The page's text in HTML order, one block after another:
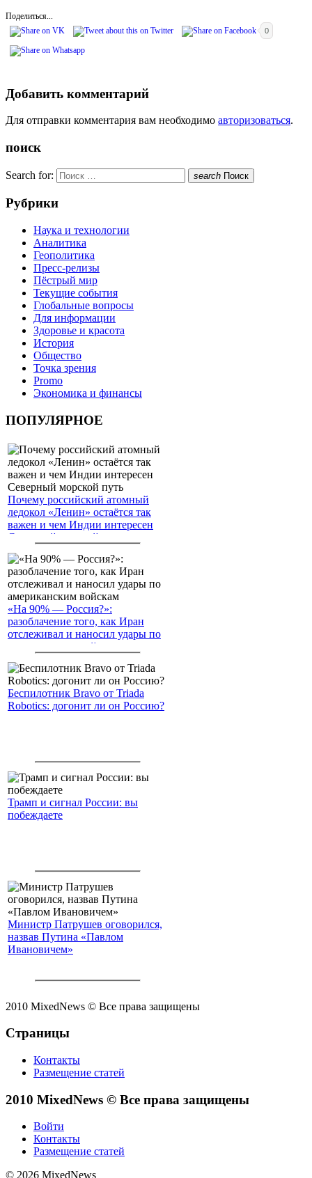
Поделиться...
0
Добавить комментарий
Для отправки комментария вам необходимо авторизоваться.
поиск
Search for: search Поиск
Рубрики
Наука и технологии
Аналитика
Геополитика
Пресс-релизы
Пёстрый мир
Текущие события
Глобальные вопросы
Для информации
Здоровье и красота
История
Общество
Точка зрения
Promo
Экономика и финансы
ПОПУЛЯРНОЕ
Почему российский атомный
ледокол «Ленин» остаётся так
важен и чем Индии интересен
Северный морской путь
«На 90% — Россия?»:
разоблачение того, как Иран
отслеживал и наносил удары по
американским войскам
Беспилотник Bravo от Triada
Robotics: догонит ли он Россию?
Трамп и сигнал России: вы
побеждаете
Министр Патрушев оговорился,
назвав Путина «Павлом
Ивановичем»
2010 MixedNews © Все права защищены
Страницы
Контакты
Размещение статей
2010 MixedNews © Все права защищены
Войти
Контакты
Размещение статей
© 2026 MixedNews